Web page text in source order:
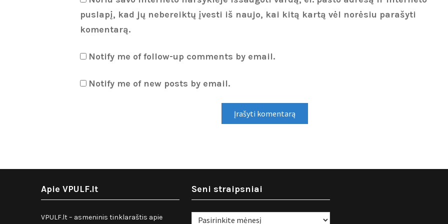
puslapį, kad jų nebereiktų įvesti iš naujo, kai kitą kartą vėl norėsiu parašyti
komentarą.
Notify me of follow-up comments by email.
Notify me of new posts by email.
Apie VPULF.lt
VPULF.lt – asmeninis tinklaraštis apie
Seni straipsniai
Seni